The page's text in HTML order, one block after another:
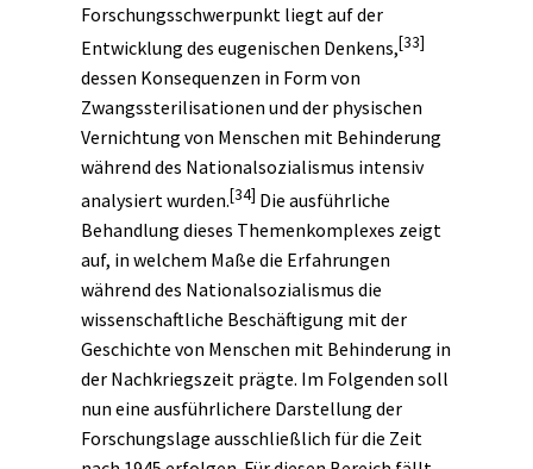
Forschungsschwerpunkt liegt auf der
Entwicklung des eugenischen Denkens,[33]
dessen Konsequenzen in Form von
Zwangssterilisationen und der physischen
Vernichtung von Menschen mit Behinderung
während des Nationalsozialismus intensiv
analysiert wurden.[34] Die ausführliche
Behandlung dieses Themenkomplexes zeigt
auf, in welchem Maße die Erfahrungen
während des Nationalsozialismus die
wissenschaftliche Beschäftigung mit der
Geschichte von Menschen mit Behinderung in
der Nachkriegszeit prägte. Im Folgenden soll
nun eine ausführlichere Darstellung der
Forschungslage ausschließlich für die Zeit